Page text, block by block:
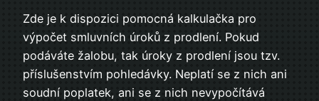
Zde je k dispozici pomocná kalkulačka pro
výpočet smluvních úroků z prodlení. Pokud
podáváte žalobu, tak úroky z prodlení jsou tzv.
příslušenstvím pohledávky. Neplatí se z nich ani
soudní poplatek, ani se z nich nevypočítává